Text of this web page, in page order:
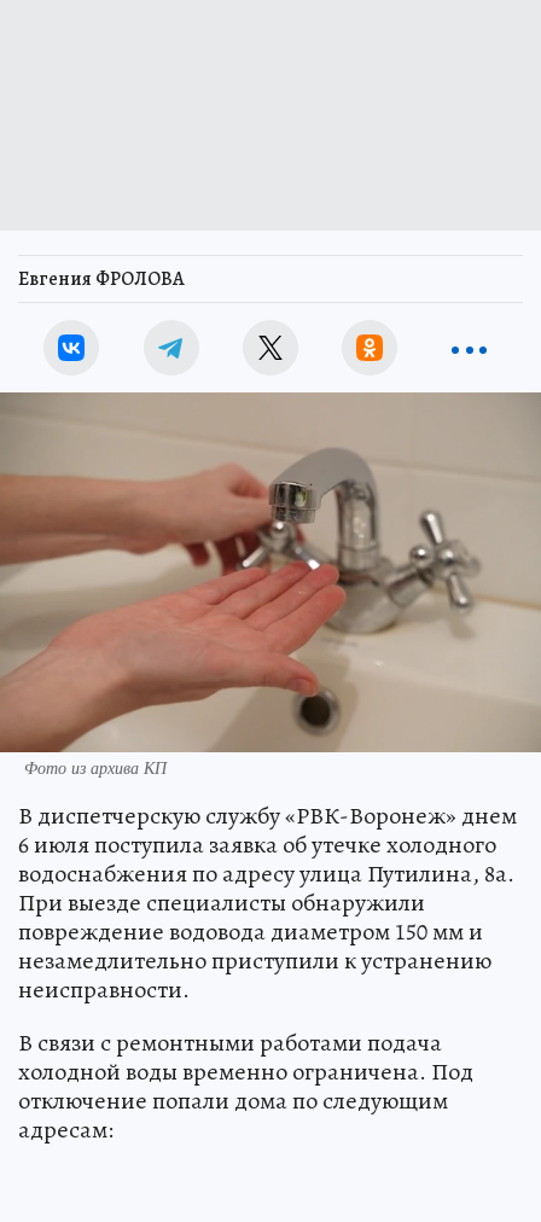
Евгения ФРОЛОВА
Фото из архива КП
В диспетчерскую службу «РВК-Воронеж» днем
6 июля поступила заявка об утечке холодного
водоснабжения по адресу улица Путилина, 8а.
При выезде специалисты обнаружили
повреждение водовода диаметром 150 мм и
незамедлительно приступили к устранению
неисправности.
В связи с ремонтными работами подача
холодной воды временно ограничена. Под
отключение попали дома по следующим
адресам: